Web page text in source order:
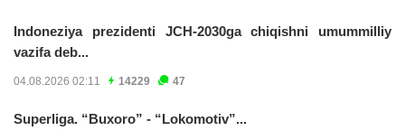
Indoneziya prezidenti JCH-2030ga chiqishni umummilliy
vazifa deb...
04.08.2026 02:11 14229 47
Superliga. “Buxoro” - “Lokomotiv”...